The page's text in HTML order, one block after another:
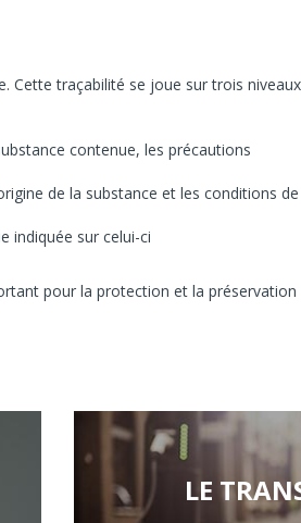
Cette traçabilité se joue sur trois niveaux
contenue, les précautions
de la substance et les conditions de
indiquée sur celui-ci
pour la protection et la préservation
LE